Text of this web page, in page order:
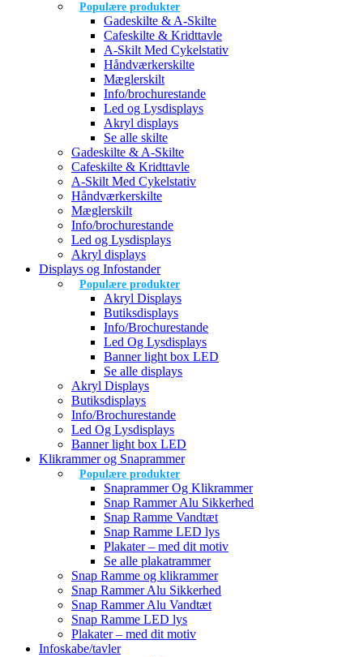
Populære produkter
Gadeskilte & A-Skilte
Cafeskilte & Kridttavle
A-Skilt Med Cykelstativ
Håndværkerskilte
Mæglerskilt
Info/brochurestande
Led og Lysdisplays
Akryl displays
Se alle skilte
Gadeskilte & A-Skilte
Cafeskilte & Kridttavle
A-Skilt Med Cykelstativ
Håndværkerskilte
Mæglerskilt
Info/brochurestande
Led og Lysdisplays
Akryl displays
Displays og Infostander
Populære produkter
Akryl Displays
Butiksdisplays
Info/Brochurestande
Led Og Lysdisplays
Banner light box LED
Se alle displays
Akryl Displays
Butiksdisplays
Info/Brochurestande
Led Og Lysdisplays
Banner light box LED
Klikrammer og Snaprammer
Populære produkter
Snaprammer Og Klikrammer
Snap Rammer Alu Sikkerhed
Snap Ramme Vandtæt
Snap Ramme LED lys
Plakater – med dit motiv
Se alle plakatrammer
Snap Ramme og klikrammer
Snap Rammer Alu Sikkerhed
Snap Rammer Alu Vandtæt
Snap Ramme LED lys
Plakater – med dit motiv
Infoskabe/tavler